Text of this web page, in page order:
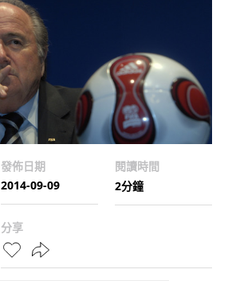
發佈日期
2014-09-09
閱讀時間
2分鐘
分享